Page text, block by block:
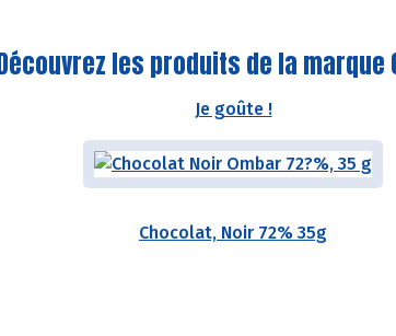
les produits de la marque
Je goûte !
Chocolat, Noir 72% 35g